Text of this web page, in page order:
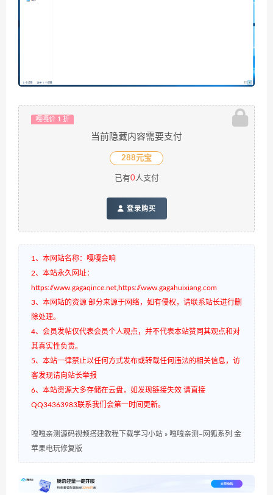
嘎嘎价 1 折
当前隐藏内容需要支付
288元宝
已有0人支付
登录购买
1、本网站名称：嘎嘎会响
2、本站永久网址：
https://www.gagaqince.net,https://www.gagahuixiang.com
3、本网站的资源 部分来源于网络，如有侵权，请联系站长进行删
除处理。
4、会员发帖仅代表会员个人观点，并不代表本站赞同其观点和对
其真实性负责。
5、本站一律禁止以任何方式发布或转载任何违法的相关信息，访
客发现请向站长举报
6、本站资源大多存储在云盘，如发现链接失效 请直接
QQ34363983联系我们会第一时间更新。
嘎嘎亲测源码视频搭建教程下载学习小站 » 嘎嘎亲测–网狐系列 金
苹果电玩修复版